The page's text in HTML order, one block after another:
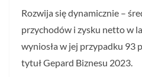
Rozwija się dynamicznie –
przychodów i zysku netto w
wyniosła w jej przypadku 93
tytuł Gepard Biznesu 2023.